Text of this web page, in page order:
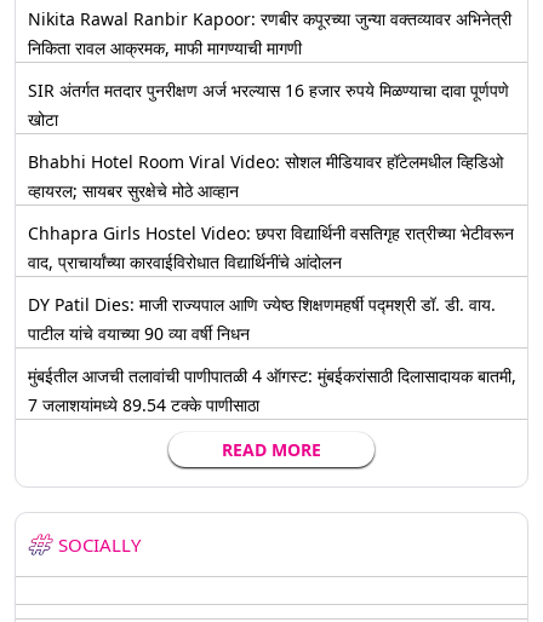
Nikita Rawal Ranbir Kapoor: रणबीर कपूरच्या जुन्या वक्तव्यावर अभिनेत्री
निकिता रावल आक्रमक, माफी मागण्याची मागणी
SIR अंतर्गत मतदार पुनरीक्षण अर्ज भरल्यास 16 हजार रुपये मिळण्याचा दावा पूर्णपणे
खोटा
Bhabhi Hotel Room Viral Video: सोशल मीडियावर हॉटेलमधील व्हिडिओ
व्हायरल; सायबर सुरक्षेचे मोठे आव्हान
Chhapra Girls Hostel Video: छपरा विद्यार्थिनी वसतिगृह रात्रीच्या भेटीवरून
वाद, प्राचार्यांच्या कारवाईविरोधात विद्यार्थिनींचे आंदोलन
DY Patil Dies: माजी राज्यपाल आणि ज्येष्ठ शिक्षणमहर्षी पद्मश्री डॉ. डी. वाय.
पाटील यांचे वयाच्या 90 व्या वर्षी निधन
मुंबईतील आजची तलावांची पाणीपातळी 4 ऑगस्ट: मुंबईकरांसाठी दिलासादायक बातमी,
7 जलाशयांमध्ये 89.54 टक्के पाणीसाठा
READ MORE
SOCIALLY